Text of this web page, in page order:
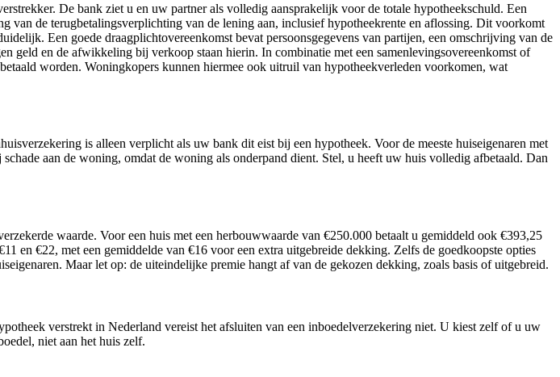
De bank ziet u en uw partner als volledig aansprakelijk voor de totale hypotheekschuld. Een
van de terugbetalingsverplichting van de lening aan, inclusief hypotheekrente en aflossing. Dit voorkomt
Een goede draagplichtovereenkomst bevat persoonsgegevens van partijen, een omschrijving van de
geld en de afwikkeling bij verkoop staan hierin. In combinatie met een samenlevingsovereenkomst of
worden. Woningkopers kunnen hiermee ook uitruil van hypotheekverleden voorkomen, wat
is alleen verplicht als uw bank dit eist bij een hypotheek. Voor de meeste huiseigenaren met
aan de woning, omdat de woning als onderpand dient. Stel, u heeft uw huis volledig afbetaald. Dan
waarde. Voor een huis met een herbouwwaarde van €250.000 betaalt u gemiddeld ook €393,25
en €22, met een gemiddelde van €16 voor een extra uitgebreide dekking. Zelfs de goedkoopste opties
Maar let op: de uiteindelijke premie hangt af van de gekozen dekking, zoals basis of uitgebreid.
verstrekt in Nederland vereist het afsluiten van een inboedelverzekering niet. U kiest zelf of u uw
niet aan het huis zelf.